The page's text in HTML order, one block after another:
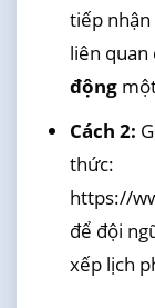
tiếp nhận
liên quan
độngmột
Cách 2:
thức:
https://
để đội
xếp lịch